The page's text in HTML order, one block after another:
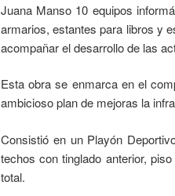
Juana Manso 10 equipos
armarios, estantes para libros y
acompañar el desarrollo de las
Esta obra se enmarca en el
ambicioso plan de mejoras la
Consistió en un Playón
techos con tinglado anterior,
total.